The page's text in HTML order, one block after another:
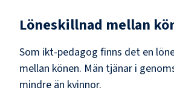
Löneskillnad mellan
Som ikt-pedagog finns det en
mellan könen. Män tjänar i
mindre än kvinnor.